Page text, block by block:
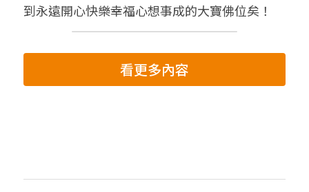
到永遠開心快樂幸福心想事成的大寶佛位矣！
看更多內容